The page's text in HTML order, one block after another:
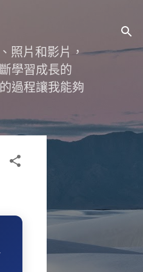
照片和影片，
學習成長的
過程讓我能夠